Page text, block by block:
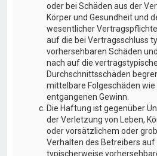
oder bei Schäden aus der
Körper und Gesundheit und
wesentlicher
auf die bei Vertragsschluss
vorhersehbaren Schäden
nach auf die
Durchschnittsschäden
mittelbare Folgeschäden
entgangenen Gewinn.
Die Haftung ist gegenüber
der Verletzung von Leben,
oder vorsätzlichem oder
Verhalten des Betreibers
typischerweise